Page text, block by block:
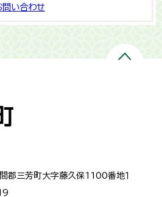
問い合わせ
郡三芳町大字藤久保1100番地１